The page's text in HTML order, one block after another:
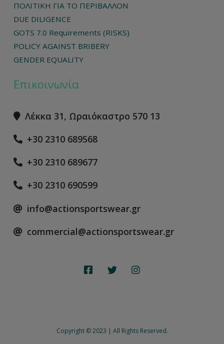
ΠΟΛΙΤΙΚΗ ΓΙΑ ΤΟ ΠΕΡΙΒΑΛΛΟΝ
DUE DILIGENCE
GOTS 7.0 Requirements (RISKS)
POLICY AGAINST BRIBERY
GENDER EQUALITY
Επικοινωνία
Λέκκα 31, Ωραιόκαστρο 570 13
+30 2310 689568
+30 2310 689677
+30 2310 690599
info@actionsportswear.gr
commercial@actionsportswear.gr
Copyright © 2023 | All Rights Reserved.